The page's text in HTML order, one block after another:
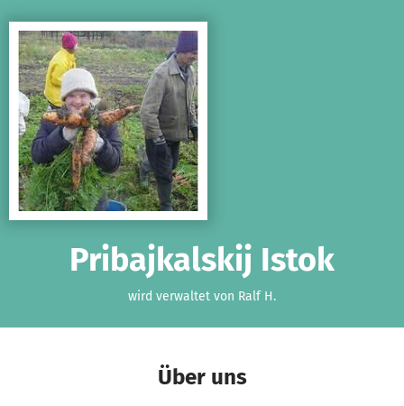
Pribajkalskij Istok
wird verwaltet von Ralf H.
Über uns